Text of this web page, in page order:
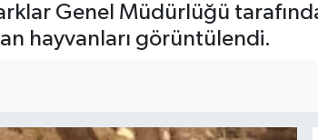
Genel Müdürlüğü
hayvanları görüntülendi.